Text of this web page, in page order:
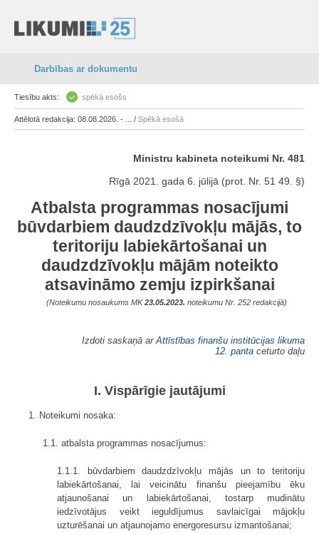
Darbības ar dokumentu
Tiesību akts: spēkā esošs
Attēlotā redakcija: 08.08.2026. - ... / Spēkā esošā
Ministru kabineta noteikumi Nr. 481
Rīgā 2021. gada 6. jūlijā (prot. Nr. 51 49. §)
Atbalsta programmas nosacījumi
būvdarbiem daudzdzīvokļu mājās, to
teritoriju labiekārtošanai un
daudzdzīvokļu mājām noteikto
atsavināmo zemju izpirkšanai
(Noteikumu nosaukums MK23.05.2023. noteikumu Nr. 252 redakcijā)
Izdoti saskaņā ar Attīstības finanšu institūcijas likuma
12. panta ceturto daļu
I. Vispārīgie jautājumi
1. Noteikumi nosaka:
1.1. atbalsta programmas nosacījumus:
1.1.1. būvdarbiem daudzdzīvokļu mājās un to teritoriju
labiekārtošanai, lai veicinātu finanšu pieejamību ēku
atjaunošanai un labiekārtošanai, tostarp mudinātu
iedzīvotājus veikt ieguldījumus savlaicīgai mājokļu
uzturēšanai un atjaunojamo energoresursu izmantošanai;